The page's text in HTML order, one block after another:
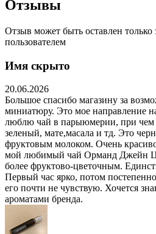
Отзывы
Отзыв может быть оставлен только
пользователем
Имя скрыто
20.06.2026
Большое спасибо магазину за
миниатюру. Это мое направление
люблю чай в парыюмерии, при чем
зеленый, мате,масала и тд. Это
фруктовым молоком. Очень
мой любимый чай Орманд Джейн
более фруктово-цветочным.
Первый час ярко, потом постепенно
его почти не чувствую. Хочется
ароматами бренда.